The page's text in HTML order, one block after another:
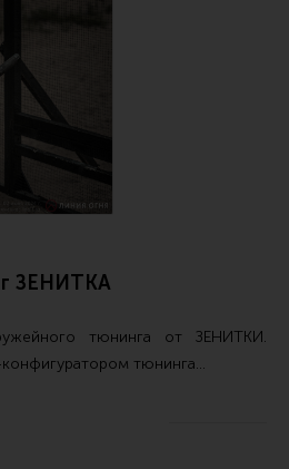
ЗЕНИТКА
тюнинга от ЗЕНИТКИ.
тюнинга…